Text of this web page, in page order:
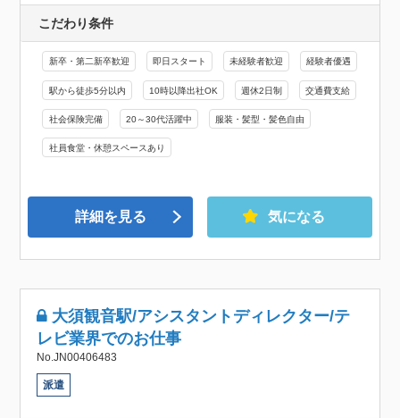
こだわり条件
新卒・第二新卒歓迎 即日スタート 未経験者歓迎 経験者優遇
駅から徒歩5分以内 10時以降出社OK 週休2日制 交通費支給
社会保険完備 20～30代活躍中 服装・髪型・髪色自由
社員食堂・休憩スペースあり
詳細を見る 気になる
大須観音駅/アシスタントディレクター/テ
レビ業界でのお仕事
No.JN00406483
派遣